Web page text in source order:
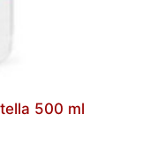
500 ml